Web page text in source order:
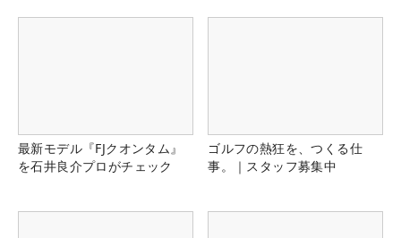
最新モデル『FJクオンタム』
を石井良介プロがチェック
ゴルフの熱狂を、つくる仕
事。｜スタッフ募集中